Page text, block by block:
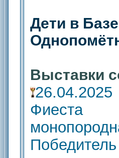
Дети в
Выставки
Фиеста